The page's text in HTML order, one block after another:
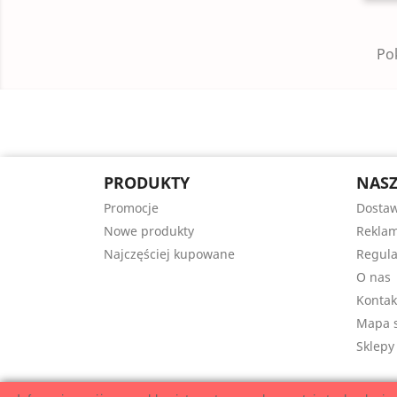
PRODUKTY
Promocje
Nowe produkty
Najczęściej kupowane
O nas
Mapa
Sklepy